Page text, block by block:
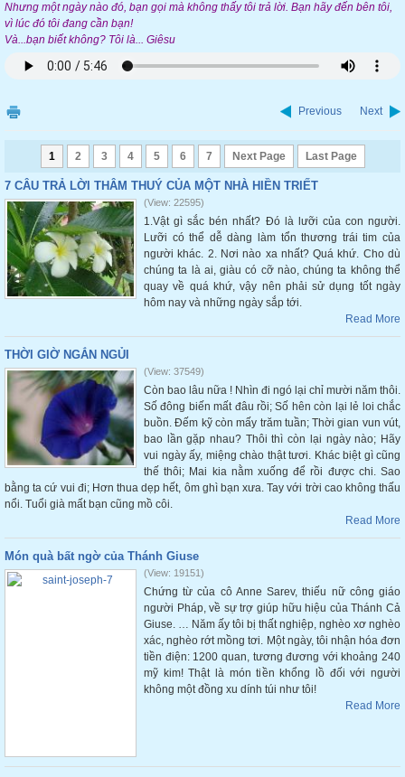
Nhưng một ngày nào đó, bạn gọi mà không thấy tôi trả lời. Bạn hãy đến bên tôi,
vì lúc đó tôi đang cần bạn!
Và...bạn biết không? Tôi là... Giêsu
Previous Next
1 2 3 4 5 6 7 Next Page Last Page
7 CÂU TRẢ LỜI THÂM THUÝ CỦA MỘT NHÀ HIỀN TRIẾT
(View: 22595)
1.Vật gì sắc bén nhất? Đó là lưỡi của con người.
Lưỡi có thể dễ dàng làm tổn thương trái tim của
người khác. 2. Nơi nào xa nhất? Quá khứ. Cho dù
chúng ta là ai, giàu có cỡ nào, chúng ta không thể
quay về quá khứ, vậy nên phải sử dụng tốt ngày
hôm nay và những ngày sắp tới.
Read More
THỜI GIỜ NGẮN NGỦI
(View: 37549)
Còn bao lâu nữa ! Nhìn đi ngó lại chỉ mười năm thôi.
Số đông biến mất đâu rồi; Số hên còn lại lẻ loi chắc
buồn. Đếm kỹ còn mấy trăm tuần; Thời gian vun vút,
bao lần gặp nhau? Thôi thì còn lại ngày nào; Hãy
vui ngày ấy, miệng chào thật tươi. Khác biệt gì cũng
thế thôi; Mai kia nằm xuống để rồi được chi. Sao
bằng ta cứ vui đi; Hơn thua dẹp hết, ôm ghì bạn xưa. Tay với trời cao không thấu
nổi. Tuổi già mất bạn cũng mồ côi.
Read More
Món quà bất ngờ của Thánh Giuse
(View: 19151)
Chứng từ của cô Anne Sarev, thiếu nữ công giáo
người Pháp, về sự trợ giúp hữu hiệu của Thánh Cả
Giuse. … Năm ấy tôi bị thất nghiệp, nghèo xơ nghèo
xác, nghèo rớt mồng tơi. Một ngày, tôi nhận hóa đơn
tiền điện: 1200 quan, tương đương với khoảng 240
mỹ kim! Thật là món tiền khổng lồ đối với người
không một đồng xu dính túi như tôi!
Read More